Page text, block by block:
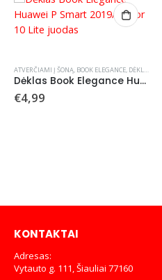
ATVERČIAMI Į ŠONĄ, BOOK ELEGANCE, DĖKLAI
Dėklas Book Elegance Huawei P Smart 2019/Honor 10 Lite juodas
€4,99
KONTAKTAI
Adresas:
Vytauto g. 111, Šiauliai 77160